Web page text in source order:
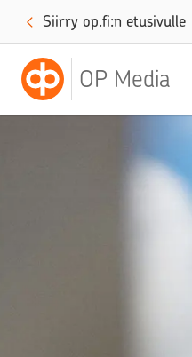
Siirry op.fi:n etusivulle
OP Media